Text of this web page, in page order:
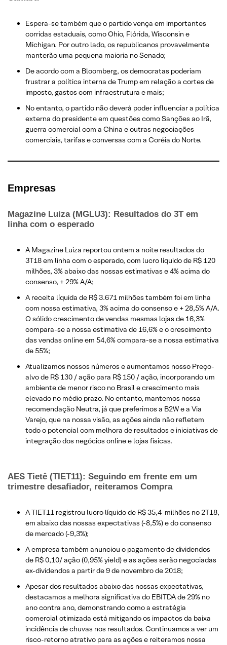
Espera-se também que o partido vença em importantes
corridas estaduais, como Ohio, Flórida, Wisconsin e
Michigan. Por outro lado, os republicanos provavelmente
manterão uma pequena maioria no Senado;
De acordo com a Bloomberg, os democratas poderiam
frustrar a política interna de Trump em relação a cortes de
imposto, gastos com infraestrutura e mais;
No entanto, o partido não deverá poder influenciar a política
externa do presidente em questões como Sanções ao Irã,
guerra comercial com a China e outras negociações
comerciais, tarifas e conversas com a Coréia do Norte.
Empresas
Magazine Luiza (MGLU3): Resultados do 3T em
linha com o esperado
​A Magazine Luiza reportou ontem a noite resultados do
3T18 em linha com o esperado, com lucro líquido de R$ 120
milhões, 3% abaixo das nossas estimativas e 4% acima do
consenso, + 29% A/A;
A receita líquida de R$ 3.671 milhões também foi em linha
com nossa estimativa, 3% acima do consenso e + 28,5% A/A.
O sólido crescimento de vendas mesmas lojas de 16,3%
compara-se a nossa estimativa de 16,6% e o crescimento
das vendas online em 54,6% compara-se a nossa estimativa
de 55%;
Atualizamos nossos números e aumentamos nosso Preço-
alvo de R$ 130 / ação para R$ 150 / ação, incorporando um
ambiente de menor risco no Brasil e crescimento mais
elevado no médio prazo. No entanto, mantemos nossa
recomendação Neutra, já que preferimos a B2W e a Via
Varejo, que na nossa visão, as ações ainda não refletem
todo o potencial com melhora de resultados e iniciativas de
integração dos negócios online e lojas físicas.
AES Tietê (TIET11): Seguindo em frente em um
trimestre desafiador, reiteramos Compra
A TIET11 registrou lucro líquido de R$ 35,4 milhões no 2T18,
em abaixo das nossas expectativas (-8,5%) e do consenso
de mercado (-9,3%);
A empresa também anunciou o pagamento de dividendos
de R$ 0,10/ ação (0,95% yield) e as ações serão negociadas
ex-dividendos a partir de 9 de novembro de 2018;
Apesar dos resultados abaixo das nossas expectativas,
destacamos a melhora significativa do EBITDA de 29% no
ano contra ano, demonstrando como a estratégia
comercial otimizada está mitigando os impactos da baixa
incidência de chuvas nos resultados. Continuamos a ver um
risco-retorno atrativo para as ações e reiteramos nossa